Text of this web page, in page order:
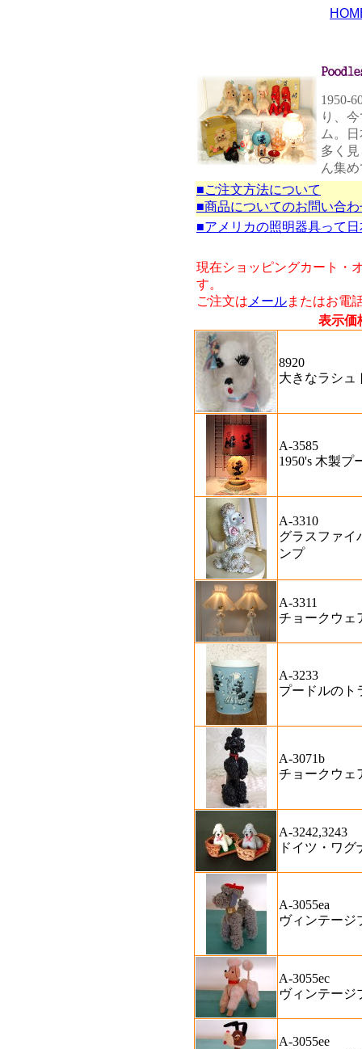
1950-
り、
ム。
多く
ん集
■ご注文方法について
■商品についてのお問い合わ
■アメリカの照明器具って
現在ショッピングカート・
す。
ご注文は メールまたはお電
表示価
8920
大きなラシュ
A-3585
1950's 木製プ
A-3310
グラスファイ
ンプ
A-3311
チョークウェ
A-3233
プードルのト
A-3071b
チョークウェ
A-3242,3243
ドイツ・ワ
A-3055ea
ヴィンテージ
A-3055ec
ヴィンテージ
A-3055ee